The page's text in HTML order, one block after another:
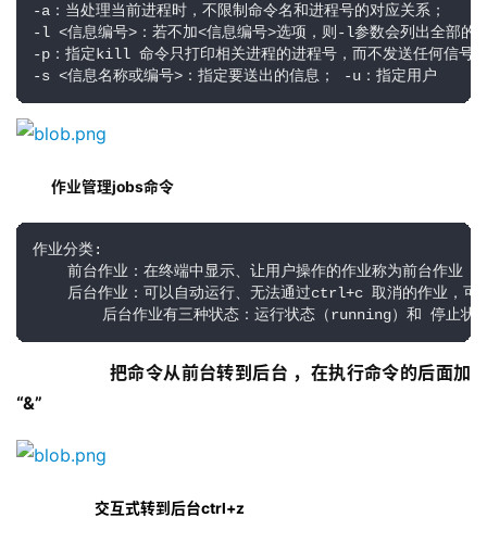
-a：当处理当前进程时，不限制命令名和进程号的对应关系；
-l <信息编号>：若不加<信息编号>选项，则-l参数会列出全部的
-p：指定kill 命令只打印相关进程的进程号，而不发送任何信号
-s <信息名称或编号>：指定要送出的信息； -u：指定用户
作业管理jobs命令
作业分类:
前台作业：在终端中显示、让用户操作的作业称为前台作业
后台作业：可以自动运行、无法通过ctrl+c 取消的作业，可
后台作业有三种状态：运行状态（running）和 停止状态（
把命令从前台转到后台 ，在执行命令的后面加
“&”
交互式转到后台ctrl+z